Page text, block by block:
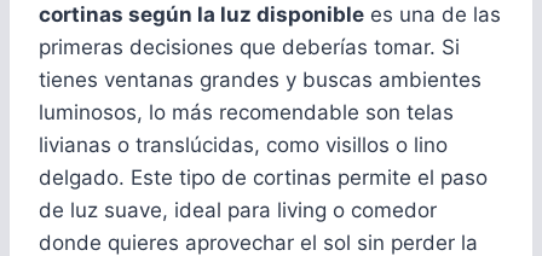
cortinas según la luz disponible es una de las
primeras decisiones que deberías tomar. Si
tienes ventanas grandes y buscas ambientes
luminosos, lo más recomendable son telas
livianas o translúcidas, como visillos o lino
delgado. Este tipo de cortinas permite el paso
de luz suave, ideal para living o comedor
donde quieres aprovechar el sol sin perder la